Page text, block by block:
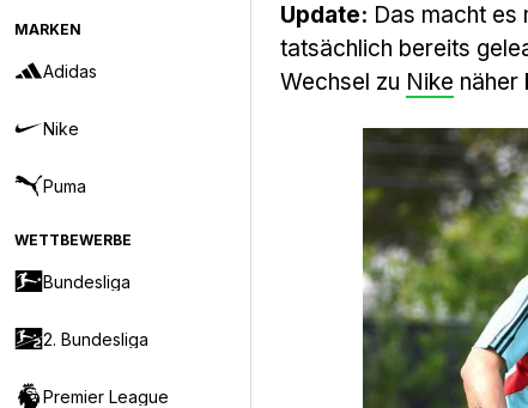
MARKEN
Adidas
Nike
Puma
WETTBEWERBE
Bundesliga
2. Bundesliga
Premier League
Update: Das macht es
tatsächlich bereits
Wechsel zu Nike näher